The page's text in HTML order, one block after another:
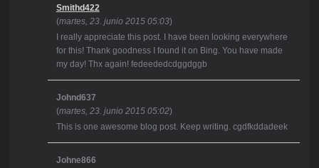
Smithd422
(martes, 23. junio 2015 05:03)
I really appreciate this post. I have been looking everywhere
for this! Thank goodness I found it on Bing. You have made
my day! Thx again! fedeededcdggdggb
Johnd637
(martes, 23. junio 2015 05:02)
This is one awesome blog post. Keep writing. cgdfkddadeek
Johne866